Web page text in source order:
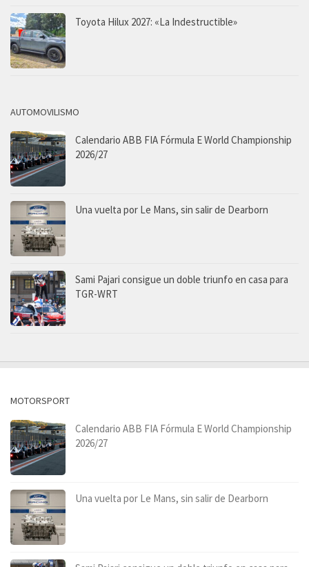
Toyota Hilux 2027: «La Indestructible»
AUTOMOVILISMO
Calendario ABB FIA Fórmula E World Championship
2026/27
Una vuelta por Le Mans, sin salir de Dearborn
Sami Pajari consigue un doble triunfo en casa para
TGR-WRT
MOTORSPORT
Calendario ABB FIA Fórmula E World Championship
2026/27
Una vuelta por Le Mans, sin salir de Dearborn